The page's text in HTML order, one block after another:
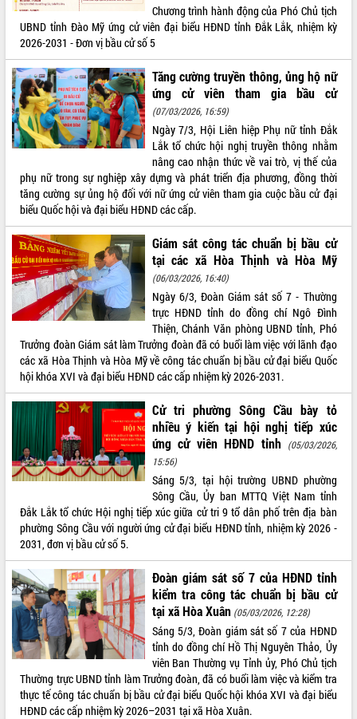
Chương trình hành động của Phó Chủ tịch
UBND tỉnh Đào Mỹ ứng cử viên đại biểu HĐND tỉnh Đắk Lắk, nhiệm kỳ
2026-2031 - Đơn vị bầu cử số 5
Tăng cường truyền thông, ủng hộ nữ
ứng cử viên tham gia bầu cử
(07/03/2026, 16:59)
Ngày 7/3, Hội Liên hiệp Phụ nữ tỉnh Đắk
Lắk tổ chức hội nghị truyền thông nhằm
nâng cao nhận thức về vai trò, vị thế của
phụ nữ trong sự nghiệp xây dựng và phát triển địa phương, đồng thời
tăng cường sự ủng hộ đối với nữ ứng cử viên tham gia cuộc bầu cử đại
biểu Quốc hội và đại biểu HĐND các cấp.
Giám sát công tác chuẩn bị bầu cử
tại các xã Hòa Thịnh và Hòa Mỹ
(06/03/2026, 16:40)
Ngày 6/3, Đoàn Giám sát số 7 - Thường
trực HĐND tỉnh do đồng chí Ngô Đình
Thiện, Chánh Văn phòng UBND tỉnh, Phó
Trưởng đoàn Giám sát làm Trưởng đoàn đã có buổi làm việc với lãnh đạo
các xã Hòa Thịnh và Hòa Mỹ về công tác chuẩn bị bầu cử đại biểu Quốc
hội khóa XVI và đại biểu HĐND các cấp nhiệm kỳ 2026-2031.
Cử tri phường Sông Cầu bày tỏ
nhiều ý kiến tại hội nghị tiếp xúc
ứng cử viên HĐND tỉnh (05/03/2026,
15:56)
Sáng 5/3, tại hội trường UBND phường
Sông Cầu, Ủy ban MTTQ Việt Nam tỉnh
Đắk Lắk tổ chức Hội nghị tiếp xúc giữa cử tri 9 tổ dân phố trên địa bàn
phường Sông Cầu với người ứng cử đại biểu HĐND tỉnh, nhiệm kỳ 2026 -
2031, đơn vị bầu cử số 5.
Đoàn giám sát số 7 của HĐND tỉnh
kiểm tra công tác chuẩn bị bầu cử
tại xã Hòa Xuân (05/03/2026, 12:28)
Sáng 5/3, Đoàn giám sát số 7 của HĐND
tỉnh do đồng chí Hồ Thị Nguyên Thảo, Ủy
viên Ban Thường vụ Tỉnh ủy, Phó Chủ tịch
Thường trực UBND tỉnh làm Trưởng đoàn, đã có buổi làm việc và kiểm tra
thực tế công tác chuẩn bị bầu cử đại biểu Quốc hội khóa XVI và đại biểu
HĐND các cấp nhiệm kỳ 2026–2031 tại xã Hòa Xuân.